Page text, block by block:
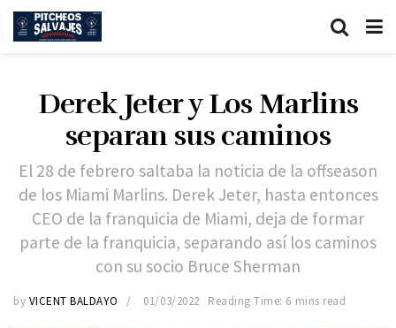
Derek Jeter y Los Marlins
separan sus caminos
El 28 de febrero saltaba la noticia de la offseason
de los Miami Marlins. Derek Jeter, hasta entonces
CEO de la franquicia de Miami, deja de formar
parte de la franquicia, separando así los caminos
con su socio Bruce Sherman
by VICENT BALDAYO 01/03/2022 Reading Time: 6 mins read